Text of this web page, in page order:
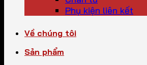
Phụ kiện liên kết
Về chúng tôi
Sản phẩm